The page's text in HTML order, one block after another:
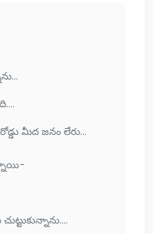
మీద జనం లేరు...